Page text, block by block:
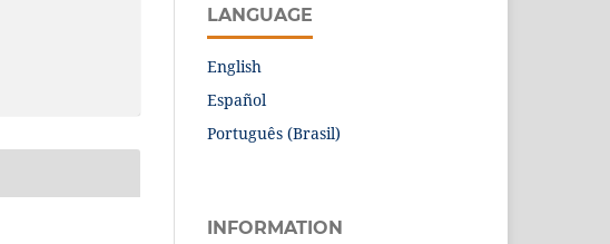
LANGUAGE
English
Español
Português (Brasil)
INFORMATION